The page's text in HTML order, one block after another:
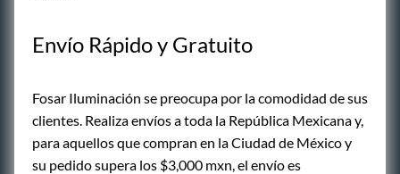
Envío Rápido y Gratuito
Fosar Iluminación se preocupa por la comodidad de sus
clientes. Realiza envíos a toda la República Mexicana y,
para aquellos que compran en la Ciudad de México y
su pedido supera los $3,000 mxn, el envío es